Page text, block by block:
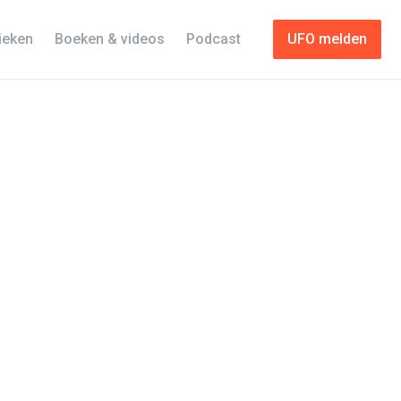
UFO melden
Boeken & videos Podcast